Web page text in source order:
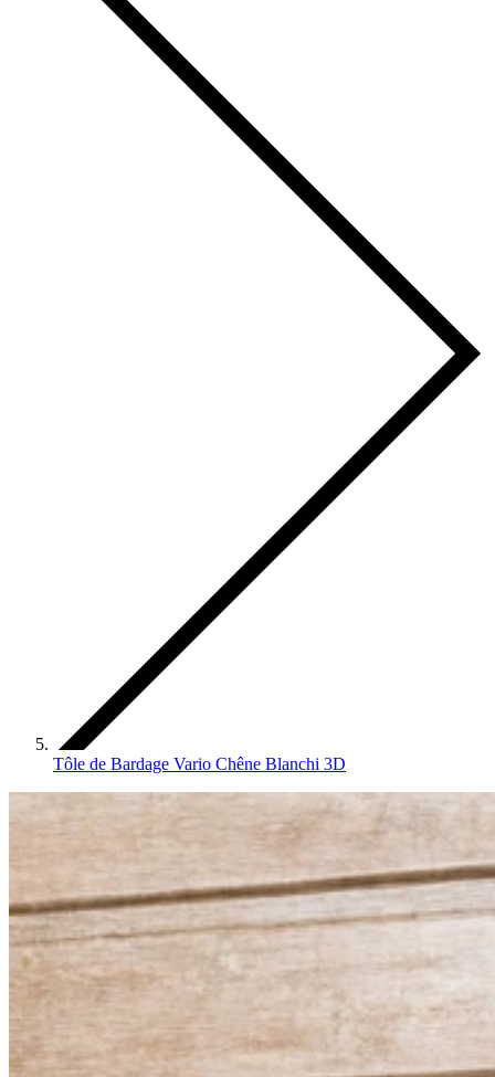
Tôle de Bardage Vario Chêne Blanchi 3D